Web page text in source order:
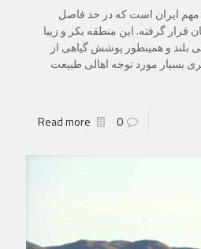
ایران است که در حد فاصل
قرار گرفته. این منطقه بکر و زیبا
بلند و همینطور پوشش گیاهی از
بسیار مورد توجه اهالی طبیعت
0
Read more